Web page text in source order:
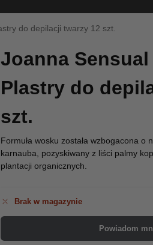
do depilacji twarzy 12 szt.
Joanna Sensual
Plastry do
szt.
Formuła wosku została wzbogacona o
karnauba, pozyskiwany z liści palmy
plantacji organicznych.
Brak w magazynie
Powiadom